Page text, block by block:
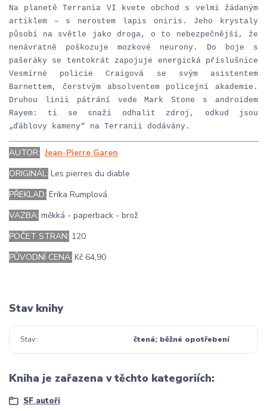
Na planetě Terrania VI kvete obchod s velmi žádaným
artiklem – s nerostem lapis oniris. Jeho krystaly
působí na světle jako droga, o to nebezpečnější, že
nenávratně poškozuje mozkové neurony. Do boje s
pašeráky se tentokrát zapojuje energická příslušnice
Vesmírné policie Craigová se svým asistentem
Barnettem, čerstvým absolventem policejní akademie.
Druhou linii pátrání vede Mark Stone s androidem
Rayem: ti se snaží odhalit zdroj, odkud jsou
„ďáblovy kameny“ na Terranii dodávány.
AUTOR: Jean-Pierre Garen
ORIGINÁL: Les pierres du diable
PŘEKLAD: Erika Rumplová
VAZBA: měkká - paperback - brož
POČET STRAN: 120
PŮVODNÍ CENA: Kč 64,90
Stav knihy
Stav: čtená; běžné opotřebení
Kniha je zařazena v těchto kategoriích:
SF autoři